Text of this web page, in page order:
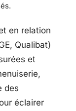
en relation
Qualibat)
et
des
éclairer